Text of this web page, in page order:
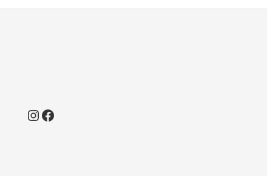
InstagramFacebook